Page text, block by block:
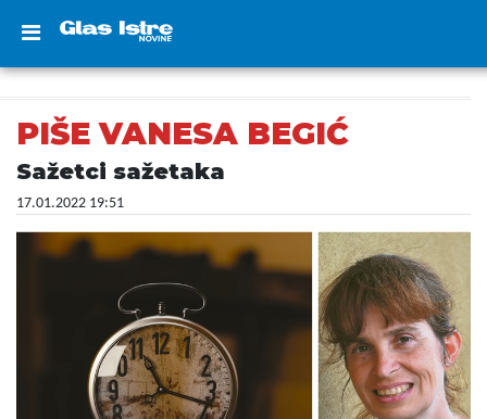
PIŠE VANESA BEGIĆ
Sažetci sažetaka
17.01.2022 19:51